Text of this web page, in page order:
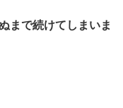
まで続けてしまいま